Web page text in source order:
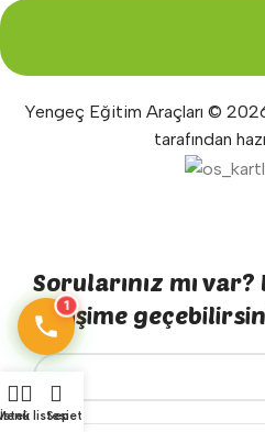
Yengeç Eğitim Araçları ©
tarafından
Sorularınız mı var?
iletişime
İstek listesi
Sepet
1